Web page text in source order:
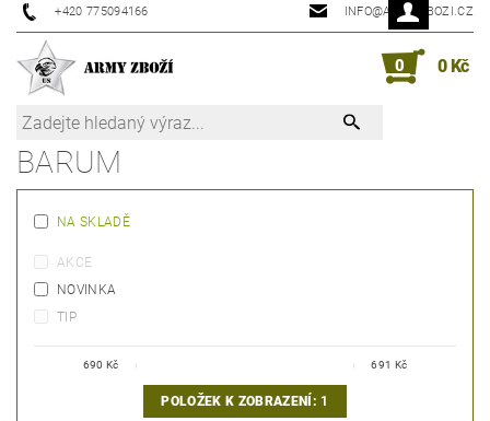
+420 775094166 INFO@ARMYZBOZI.CZ
0 0 Kč
BARUM
NA SKLADĚ
AKCE
NOVINKA
TIP
690 Kč 691 Kč
POLOŽEK K ZOBRAZENÍ: 1